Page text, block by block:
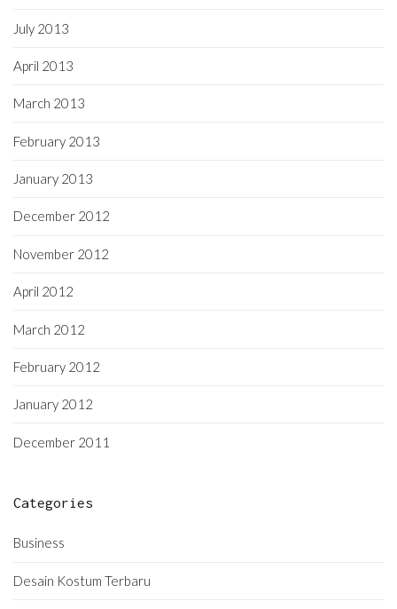
July 2013
April 2013
March 2013
February 2013
January 2013
December 2012
November 2012
April 2012
March 2012
February 2012
January 2012
December 2011
Categories
Business
Desain Kostum Terbaru